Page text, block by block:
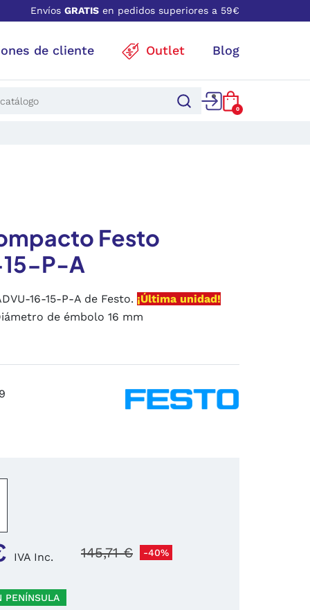
Envíos GRATIS en pedidos superiores a 59€
de cliente Outlet Blog
0
Festo
P-A
16-15-P-A de Festo. ¡Última unidad!
de émbolo 16 mm
IVA Inc. 145,71 €
-40%
PENÍNSULA